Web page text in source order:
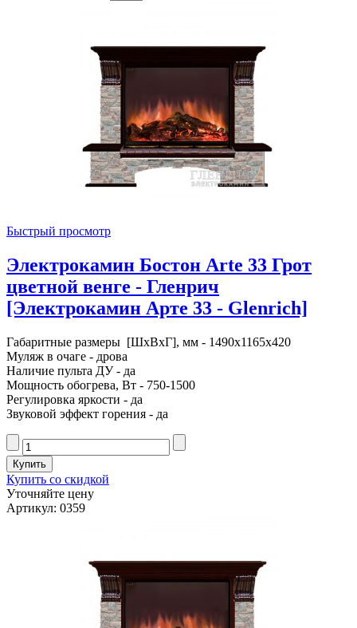
Быстрый просмотр
Электрокамин Бостон Arte 33 Грот
цветной венге - Гленрич
[Электрокамин Арте 33 - Glenrich]
Габаритные размеры [ШxВxГ], мм - 1490x1165x420
Муляж в очаге - дрова
Наличие пульта ДУ - да
Мощность обогрева, Вт - 750-1500
Регулировка яркости - да
Звуковой эффект горения - да
Купить со скидкой
Уточняйте цену
Артикул: 0359